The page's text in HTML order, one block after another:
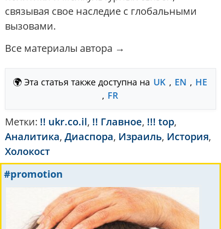
связывая свое наследие с глобальными
вызовами.
Все материалы автора →
🌍 Эта статья также доступна на UK , EN , HE
, FR
Метки: !! ukr.co.il, !! Главное, !!! top,
Аналитика, Диаспора, Израиль, История,
Холокост
#promotion